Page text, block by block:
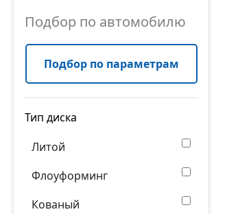
Подбор по автомобилю
Подбор по параметрам
Тип диска
Литой
Флоуформинг
Кованый